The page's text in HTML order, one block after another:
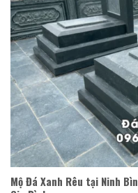
Mộ Đá Xanh Rêu tại Ninh